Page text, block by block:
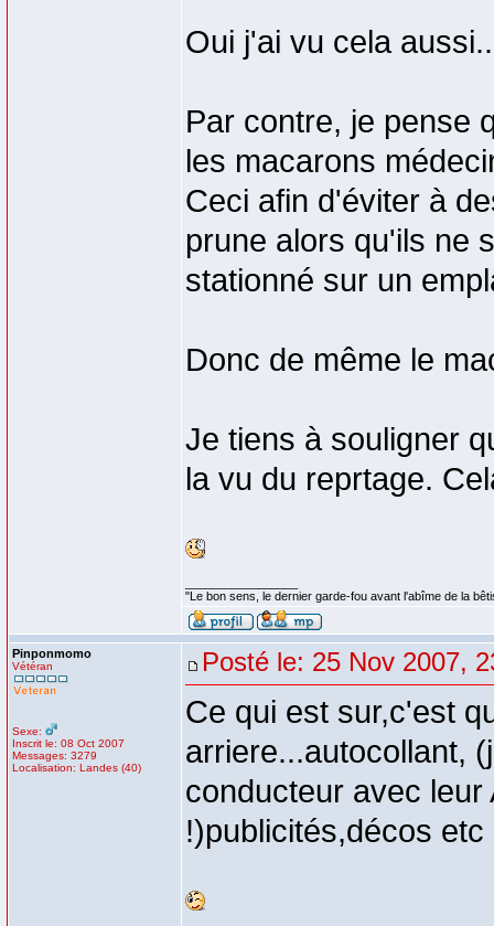
Oui j'ai vu cela
Par contre, je pense
les macarons
Ceci afin d'éviter à
prune alors qu'ils ne
stationné sur un
Donc de même le
Je tiens à souligner
la vu du reprtage.
"Le bon sens, le dernier garde-fou avant l'abîme de la
Pinponmomo
Vétéran
Sexe:
Inscrit le: 08 Oct 2007
Messages: 3279
Localisation: Landes (40)
Posté le: 25 Nov 2007,
Ce qui est sur,c'est
arriere...autocollant,
conducteur avec
!)publicités,décos etc